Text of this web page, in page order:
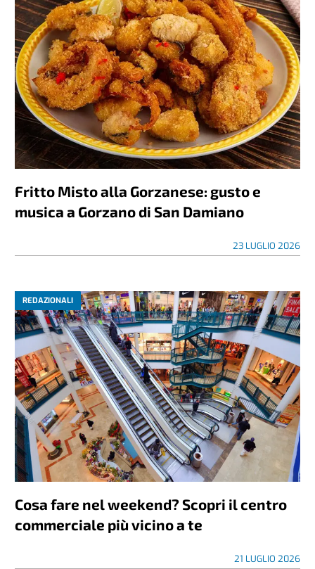
Fritto Misto alla Gorzanese: gusto e
musica a Gorzano di San Damiano
23 LUGLIO 2026
REDAZIONALI
Cosa fare nel weekend? Scopri il centro
commerciale più vicino a te
21 LUGLIO 2026